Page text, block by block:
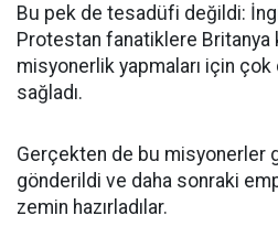
Bu pek de tesadüfi değildi:
Protestan fanatiklere Britanya
misyonerlik yapmaları için
sağladı.
Gerçekten de bu misyonerler
gönderildi ve daha sonraki
zemin hazırladılar.